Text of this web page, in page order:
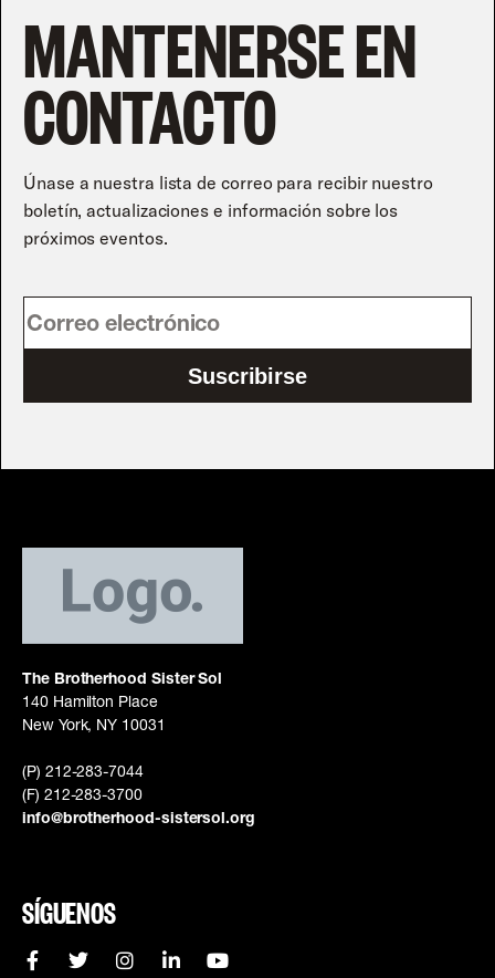
MANTENERSE EN
CONTACTO
Únase a nuestra lista de correo para recibir nuestro
boletín, actualizaciones e información sobre los
próximos eventos.
Suscribirse
The Brotherhood Sister Sol
140 Hamilton Place
New York, NY 10031
(P) 212-283-7044
(F) 212-283-3700
info@brotherhood-sistersol.org
SÍGUENOS